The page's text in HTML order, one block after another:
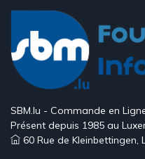
SBM.lu - Commande en
Présent depuis 1985 au
60 Rue de Kleinbettingen,